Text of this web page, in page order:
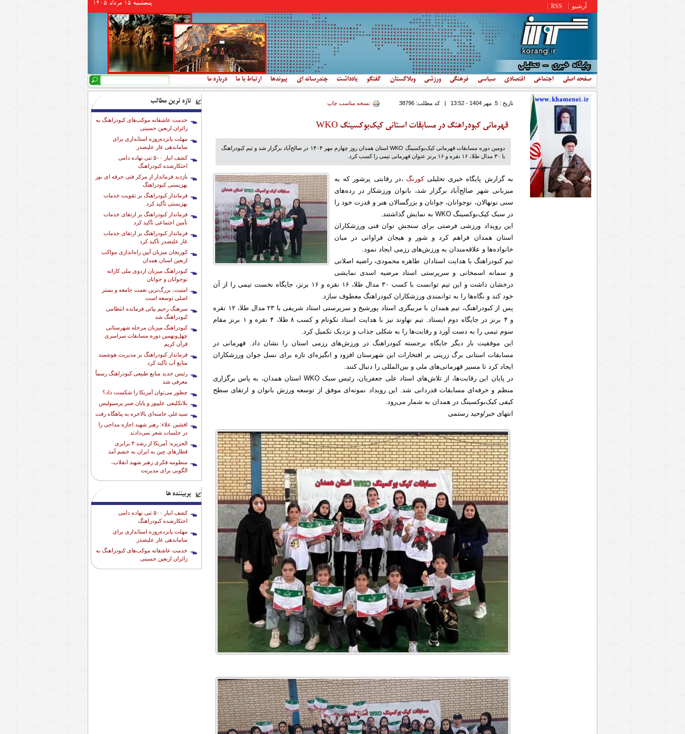
پنجشنبه 15 مرداد 1405 آرشیو RSS
صفحه اصلی اجتماعی اقتصادی سیاسی فرهنگی ورزشی وبلاگستان گفتگو یادداشت چندرسانه ای پیوندها ارتباط با ما درباره ما فرم جستجو
جستجو
تازه ترین مطالب
خدمت عاشقانه موکب‌های کبودراهنگ به
زائران اربعین حسینی
مهلت پانزده‌روزه استانداری برای
ساماندهی غار علیصدر
کشف انبار ۵۰۰ تنی نهاده دامی
احتکارشده کبودراهنگ
بازدید فرماندار از مرکز فنی حرفه ای نور
بهزیستی کبودراهنگ
فرماندار کبودراهنگ بر تقویت خدمات
بهزیستی تأکید کرد
فرماندار کبودراهنگ بر ارتقای خدمات
تأمین اجتماعی تأکید کرد
فرماندار کبودراهنگ بر ارتقای خدمات
غار علیصدر تأکید کرد
کوریجان میزبان آیین راه‌اندازی مواکب
اربعین استان همدان
کبودراهنگ میزبان اردوی ملی کاراته
نوجوانان و جوانان
امنیت، بزرگ‌ترین نعمت جامعه و بستر
اصلی توسعه است
سرهنگ رحیم بیاتی فرمانده انتظامی
کبودراهنگ شد
کبودراهنگ میزبان مرحله شهرستانی
چهل‌ونهمین دوره مسابقات سراسری
قرآن کریم
فرماندار کبودراهنگ بر مدیریت هوشمند
منابع آب تأکید کرد
رئیس جدید منابع طبیعی کبودراهنگ رسماً
معرفی شد
چطور می‌توان آمریکا را شکست داد؟
بلاتکلیفی علیپور و پایان صبر پرسپولیس
سیدعلی خامنه‌ای بالاخره به پناهگاه رفت
افشین علاء: رهبر شهید اجازه مداحی را
در جلسات شعر نمی‌دادند
الجزیره: آمریکا از رشد ۳ برابری
قطارهای چین به ایران به خشم آمد
منظومه فکری رهبر شهید انقلاب،
الگویی برای مدیریت
پربیننده ها
کشف انبار ۵۰۰ تنی نهاده دامی
احتکارشده کبودراهنگ
مهلت پانزده‌روزه استانداری برای
ساماندهی غار علیصدر
خدمت عاشقانه موکب‌های کبودراهنگ به
زائران اربعین حسینی
تاریخ : 5. مهر 1404 - 13:52 |کد مطلب:38796 نسخه مناسب چاپ
قهرمانی کبودراهنگ در مسابقات استانی کیک‌بوکسینگ WKO
دومین دوره مسابقات قهرمانی کیک‌بوکسینگ WKO استان همدان روز چهارم مهر ۱۴۰۴ در صالح‌آباد برگزار شد و تیم کبودراهنگ
با ۳۰ مدال طلا، ۱۶ نقره و ۱۶ برنز عنوان قهرمانی تیمی را کسب کرد.
به گزارش پایگاه خبری تحلیلیکورنگ ،در رقابتی پرشور که به
میزبانی شهر صالح‌آباد برگزار شد، بانوان ورزشکار در رده‌های
سنی نونهالان، نوجوانان، جوانان و بزرگسالان هنر و قدرت خود را
در سبک کیک‌بوکسینگ WKO به نمایش گذاشتند.
این رویداد ورزشی فرصتی برای سنجش توان فنی ورزشکاران
استان همدان فراهم کرد و شور و هیجان فراوانی در میان
خانواده‌ها و علاقه‌مندان به ورزش‌های رزمی ایجاد نمود.
تیم کبودراهنگ با هدایت استادان طاهره محمودی، راضیه اصلانی
و سمانه اسمخانی و سرپرستی استاد مرضیه اسدی نمایشی
درخشان داشت و این تیم توانست با کسب ۳۰ مدال طلا، ۱۶ نقره و ۱۶ برنز، جایگاه نخست تیمی را از آن
خود کند و نگاه‌ها را به توانمندی ورزشکاران کبودراهنگ معطوف سازد.
پس از کبودراهنگ، تیم همدان با مربیگری استاد پورشیخ و سرپرستی استاد شریفی با ۲۳ مدال طلا، ۱۲ نقره
و ۴ برنز در جایگاه دوم ایستاد. تیم نهاوند نیز با هدایت استاد نکونام و کسب ۸ طلا، ۴ نقره و ۱ برنز مقام
سوم تیمی را به دست آورد و رقابت‌ها را به شکلی جذاب و نزدیک تکمیل کرد.
این موفقیت بار دیگر جایگاه برجسته کبودراهنگ در ورزش‌های رزمی استان را نشان داد. قهرمانی در
مسابقات استانی برگ زرینی بر افتخارات این شهرستان افزود و انگیزه‌ای تازه برای نسل جوان ورزشکاران
ایجاد کرد تا مسیر قهرمانی‌های ملی و بین‌المللی را دنبال کنند.
در پایان این رقابت‌ها، از تلاش‌های استاد علی جعفریان، رئیس سبک WKO استان همدان، به پاس برگزاری
منظم و حرفه‌ای مسابقات قدردانی شد. این رویداد نمونه‌ای موفق از توسعه ورزش بانوان و ارتقای سطح
کیفی کیک‌بوکسینگ در همدان به شمار می‌رود.
انتهای خبر/وحید رستمی